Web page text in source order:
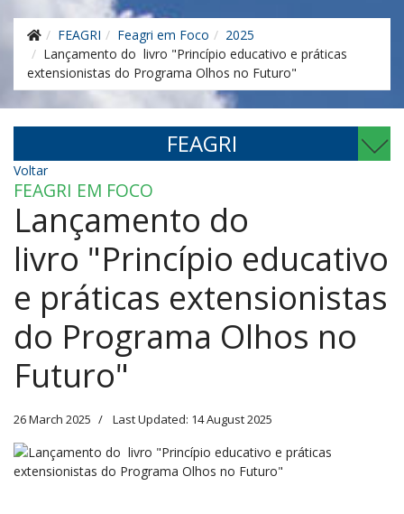
FEAGRI Feagri em Foco
2025
Lançamento do livro "Princípio educativo e práticas
extensionistas do Programa Olhos no Futuro"
FEAGRI
Voltar
FEAGRI EM FOCO
Lançamento do
livro "Princípio educativo
e práticas extensionistas
do Programa Olhos no
Futuro"
26 March 2025 Last Updated: 14 August 2025